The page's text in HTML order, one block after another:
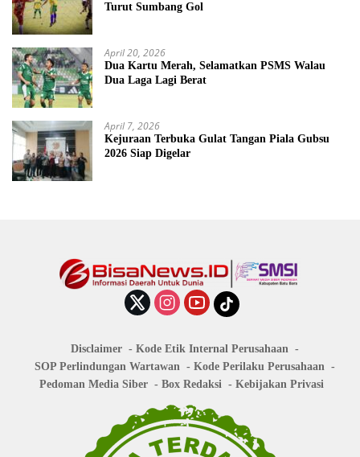
Turut Sumbang Gol
April 20, 2026
Dua Kartu Merah, Selamatkan PSMS Walau
Dua Laga Lagi Berat
April 7, 2026
Kejuraan Terbuka Gulat Tangan Piala Gubsu
2026 Siap Digelar
Disclaimer
Kode Etik Internal Perusahaan
SOP Perlindungan Wartawan
Kode Perilaku Perusahaan
Pedoman Media Siber
Box Redaksi Kebijakan Privasi